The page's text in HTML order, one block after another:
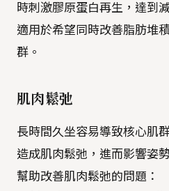
時刺激膠原蛋白再生，達到
適用於希望同時改善脂肪堆
群。
肌肉鬆弛
長時間久坐容易導致核心肌
造成肌肉鬆弛，進而影響姿
幫助改善肌肉鬆弛的問題：